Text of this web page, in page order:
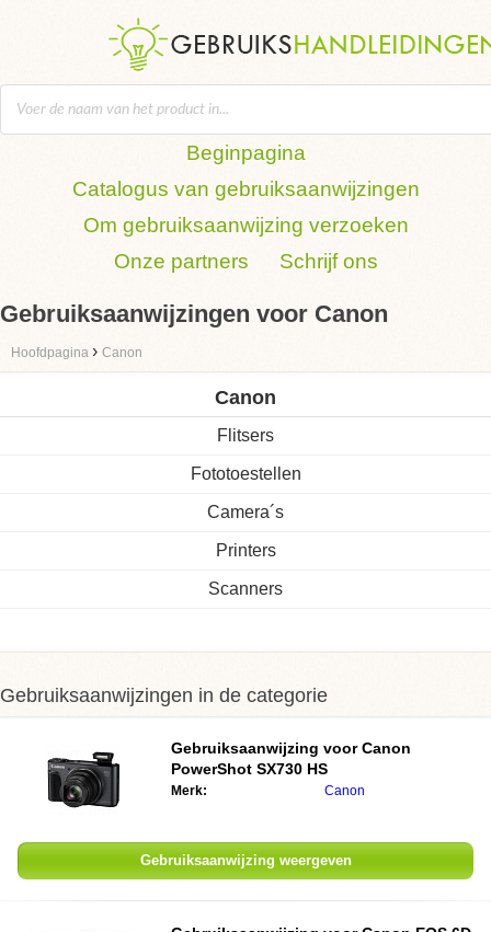
Beginpagina
Catalogus van gebruiksaanwijzingen
Om gebruiksaanwijzing verzoeken
Onze partners
Schrijf ons
Gebruiksaanwijzingen voor Canon
Hoofdpagina › Canon
Canon
Flitsers
Fototoestellen
Camera´s
Printers
Scanners
Gebruiksaanwijzingen in de categorie
Gebruiksaanwijzing voor Canon
PowerShot SX730 HS
Merk: Canon
Gebruiksaanwijzing weergeven